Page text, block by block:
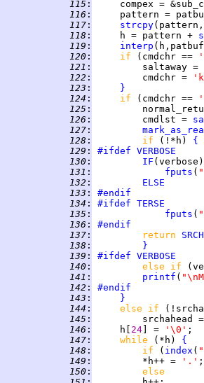
115 :
116 :
pattern =
117 : strcpy(pattern,
118 :
     h = pattern +
119 : interp
120 : if (cmdchr ==
121 :
         saltaway =
122 :
         cmdchr =
123 :
}
124 : if (cmdchr ==
125 :
126 :
         cmdlst =
127 :
128 : if (!*h) {
129 : #ifdef VERBOSE
130 :
IF
131 : fputs (
132 :
ELSE
133 :
#endif
134 : #ifdef TERSE
135 : fputs (
136 :
#endif
137 : return
138 :
}
139 : #ifdef VERBOSE
140 :
else if
141 : printf (
142 :
#endif
143 :
}
144 :
else if
145 :
srchahead
146 :
     h[
24 ] = '\0'
147 : while (*h) {
148 : if ( index (
149 :
         *h++ =
'.'
150 :
else